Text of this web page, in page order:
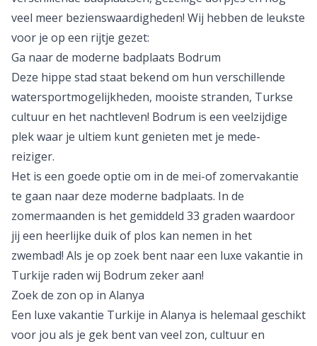
veel meer bezienswaardigheden! Wij hebben de leukste
voor je op een rijtje gezet:
Ga naar de moderne badplaats Bodrum
Deze hippe stad staat bekend om hun verschillende
watersportmogelijkheden, mooiste stranden, Turkse
cultuur en het nachtleven! Bodrum is een veelzijdige
plek waar je ultiem kunt genieten met je mede-
reiziger.
Het is een goede optie om in de mei-of zomervakantie
te gaan naar deze moderne badplaats. In de
zomermaanden is het gemiddeld 33 graden waardoor
jij een heerlijke duik of plos kan nemen in het
zwembad! Als je op zoek bent naar een luxe vakantie in
Turkije raden wij Bodrum zeker aan!
Zoek de zon op in Alanya
Een luxe vakantie Turkije in Alanya is helemaal geschikt
voor jou als je gek bent van veel zon, cultuur en